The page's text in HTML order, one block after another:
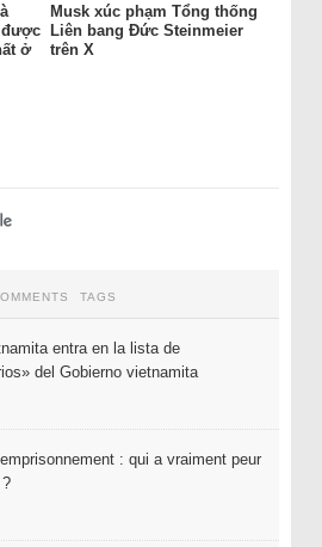
ở
Musk xúc phạm Tổng thống
Liên bang Đức Steinmeier
trên X
TAGS
entra en la lista de
del Gobierno vietnamita
: qui a vraiment peur